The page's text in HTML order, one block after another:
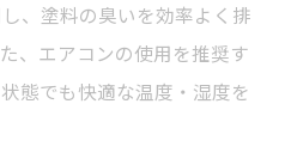
、塗料の臭いを効率よく排
、エアコンの使用を推奨す
態でも快適な温度・湿度を